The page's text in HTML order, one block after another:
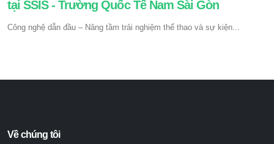
tại SSIS - Trường Quốc Tế Nam Sài Gòn
Công nghệ dẫn đầu – Nâng tầm trải nghiệm thể thao và sự kiện...
Về chúng tôi